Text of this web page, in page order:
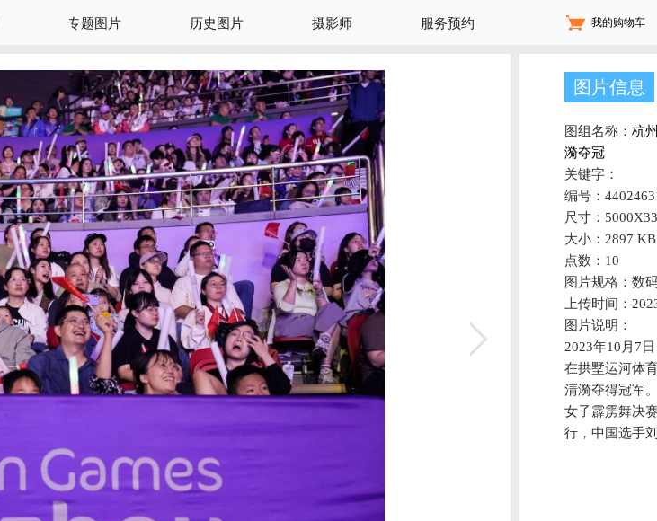
专题图片 历史图片 摄影师 服务预约 我的购物车
图片信息
图组名称： 杭
漪夺冠
关键字：
编号：
尺寸：
大小：2897 KB
点数：10
图片规格：数
上传时间：
图片说明：
2023年10月7
在拱墅运河体
清漪夺得冠军
女子霹雳舞决
行，中国选手